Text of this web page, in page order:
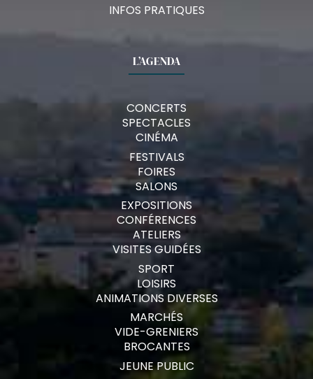
INFOS PRATIQUES
L’AGENDA
CONCERTS
SPECTACLES
CINÉMA
FESTIVALS
FOIRES
SALONS
EXPOSITIONS
CONFÉRENCES
ATELIERS
VISITES GUIDÉES
SPORT
LOISIRS
ANIMATIONS DIVERSES
MARCHÉS
VIDE-GRENIERS
BROCANTES
JEUNE PUBLIC